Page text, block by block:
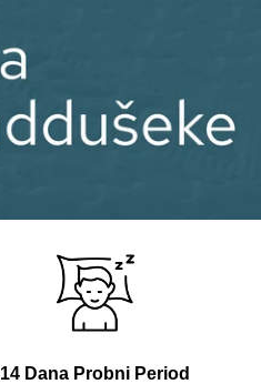
14 Dana Probni Period